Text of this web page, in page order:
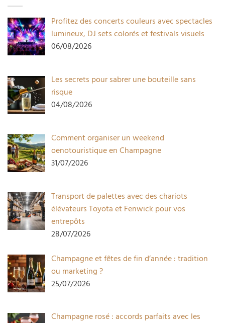
Profitez des concerts couleurs avec spectacles
lumineux, DJ sets colorés et festivals visuels
06/08/2026
Les secrets pour sabrer une bouteille sans
risque
04/08/2026
Comment organiser un weekend
oenotouristique en Champagne
31/07/2026
Transport de palettes avec des chariots
élévateurs Toyota et Fenwick pour vos
entrepôts
28/07/2026
Champagne et fêtes de fin d’année : tradition
ou marketing ?
25/07/2026
Champagne rosé : accords parfaits avec les